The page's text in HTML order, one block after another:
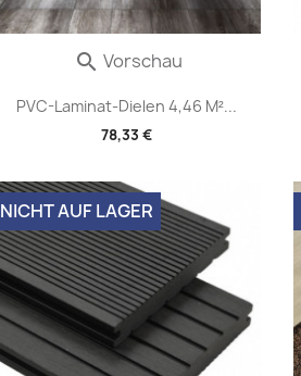
PVC-Laminat-Dielen 4,46 M²...
78,33 €
 Vorschau
NICHT AUF LAGER